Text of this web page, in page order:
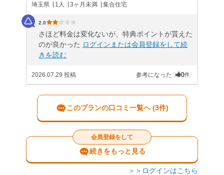
埼玉県 1人 3ヶ月未満 集合住宅
2.0
さほど料金は変化ないが、特典ポイントが貰えた
のが良かった ログインまたは会員登録をして続
きを読む
2026.07.29 投稿 参考になった 0件
このプランの口コミ一覧へ (3件)
会員登録をして
続きをもっと見る
＞＞ログインはこちら